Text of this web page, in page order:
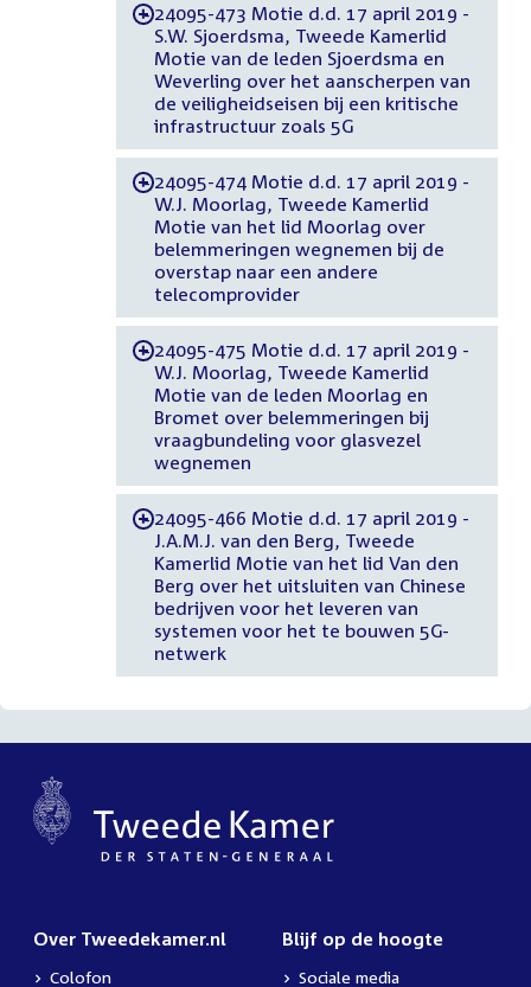
-24095-473 Motie d.d. 17 april 2019 -
S.W. Sjoerdsma, Tweede Kamerlid
Motie van de leden Sjoerdsma en
Weverling over het aanscherpen van
de veiligheidseisen bij een kritische
infrastructuur zoals 5G
-24095-474 Motie d.d. 17 april 2019 -
W.J. Moorlag, Tweede Kamerlid
Motie van het lid Moorlag over
belemmeringen wegnemen bij de
overstap naar een andere
telecomprovider
-24095-475 Motie d.d. 17 april 2019 -
W.J. Moorlag, Tweede Kamerlid
Motie van de leden Moorlag en
Bromet over belemmeringen bij
vraagbundeling voor glasvezel
wegnemen
-24095-466 Motie d.d. 17 april 2019 -
J.A.M.J. van den Berg, Tweede
Kamerlid Motie van het lid Van den
Berg over het uitsluiten van Chinese
bedrijven voor het leveren van
systemen voor het te bouwen 5G-
netwerk
Over Tweedekamer.nl
Colofon
Blijf op de hoogte
Sociale media